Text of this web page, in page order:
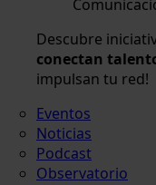
Descubre
conectan
impulsan tu red!
Eventos
Noticias
Podcast
Observatorio